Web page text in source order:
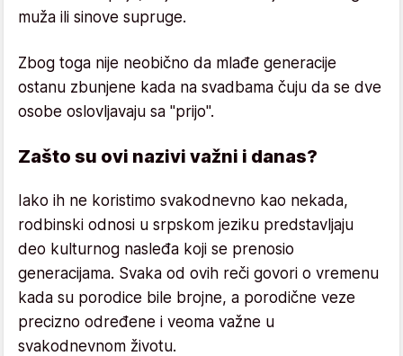
muža ili sinove supruge.
Zbog toga nije neobično da mlađe generacije
ostanu zbunjene kada na svadbama čuju da se dve
osobe oslovljavaju sa "prijo".
Zašto su ovi nazivi važni i danas?
Iako ih ne koristimo svakodnevno kao nekada,
rodbinski odnosi u srpskom jeziku predstavljaju
deo kulturnog nasleđa koji se prenosio
generacijama. Svaka od ovih reči govori o vremenu
kada su porodice bile brojne, a porodične veze
precizno određene i veoma važne u
svakodnevnom životu.